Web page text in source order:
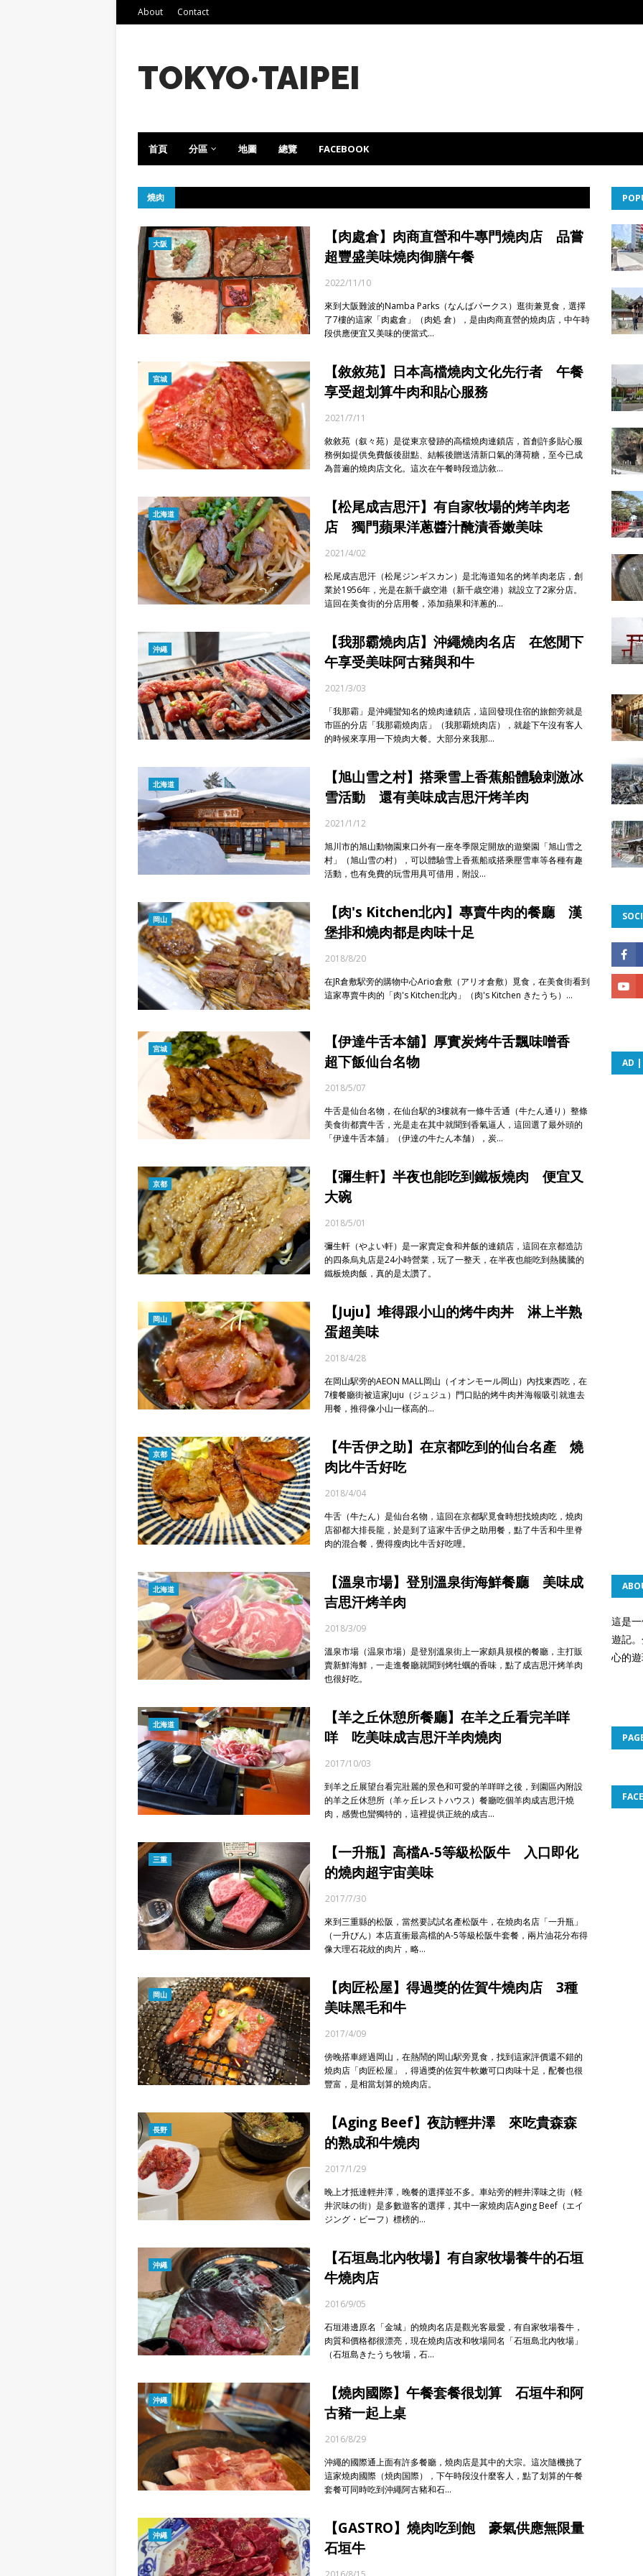
About Contact
TOKYO‧TAIPEI
首頁 分區 地圖 總覽 FACEBOOK
燒肉
大阪
【肉處倉】肉商直營和牛專門燒肉店 品嘗
超豐盛美味燒肉御膳午餐
2022/11/10
來到大阪難波的Namba Parks（なんばパークス）逛街兼覓食，選擇
了7樓的這家「肉處倉」（肉処 倉），是由肉商直營的燒肉店，中午時
段供應便宜又美味的便當式…
宮城
【敘敘苑】日本高檔燒肉文化先行者 午餐
享受超划算牛肉和貼心服務
2021/7/11
敘敘苑（叙々苑）是從東京發跡的高檔燒肉連鎖店，首創許多貼心服
務例如提供免費飯後甜點、結帳後贈送清新口氣的薄荷糖，至今已成
為普遍的燒肉店文化。這次在午餐時段造訪敘…
北海道
【松尾成吉思汗】有自家牧場的烤羊肉老
店 獨門蘋果洋蔥醬汁醃漬香嫩美味
2021/4/02
松尾成吉思汗（松尾ジンギスカン）是北海道知名的烤羊肉老店，創
業於1956年，光是在新千歲空港（新千歳空港）就設立了2家分店。
這回在美食街的分店用餐，添加蘋果和洋蔥的…
沖繩
【我那霸燒肉店】沖繩燒肉名店 在悠閒下
午享受美味阿古豬與和牛
2021/3/03
「我那霸」是沖繩蠻知名的燒肉連鎖店，這回發現住宿的旅館旁就是
市區的分店「我那霸燒肉店」（我那覇焼肉店），就趁下午沒有客人
的時候來享用一下燒肉大餐。大部分來我那…
北海道
【旭山雪之村】搭乘雪上香蕉船體驗刺激冰
雪活動 還有美味成吉思汗烤羊肉
2021/1/12
旭川市的旭山動物園東口外有一座冬季限定開放的遊樂園「旭山雪之
村」（旭山雪の村），可以體驗雪上香蕉船或搭乘壓雪車等各種有趣
活動，也有免費的玩雪用具可借用，附設…
岡山
【肉's Kitchen北內】專賣牛肉的餐廳 漢
堡排和燒肉都是肉味十足
2018/8/20
在JR倉敷駅旁的購物中心Ario倉敷（アリオ倉敷）覓食，在美食街看到
這家專賣牛肉的「肉's Kitchen北內」（肉's Kitchen きたうち）…
宮城
【伊達牛舌本舖】厚實炭烤牛舌飄味噌香
超下飯仙台名物
2018/5/07
牛舌是仙台名物，在仙台駅的3樓就有一條牛舌通（牛たん通り）整條
美食街都賣牛舌，光是走在其中就聞到香氣逼人，這回選了最外頭的
「伊達牛舌本舖」（伊達の牛たん本舗），炭…
京都
【彌生軒】半夜也能吃到鐵板燒肉 便宜又
大碗
2018/5/01
彌生軒（やよい軒）是一家賣定食和丼飯的連鎖店，這回在京都造訪
的四条烏丸店是24小時營業，玩了一整天，在半夜也能吃到熱騰騰的
鐵板燒肉飯，真的是太讚了。
岡山
【Juju】堆得跟小山的烤牛肉丼 淋上半熟
蛋超美味
2018/4/28
在岡山駅旁的AEON MALL岡山（イオンモール岡山）內找東西吃，在
7樓餐廳街被這家Juju（ジュジュ）門口貼的烤牛肉丼海報吸引就進去
用餐，推得像小山一樣高的…
京都
【牛舌伊之助】在京都吃到的仙台名產 燒
肉比牛舌好吃
2018/4/04
牛舌（牛たん）是仙台名物，這回在京都駅覓食時想找燒肉吃，燒肉
店卻都大排長龍，於是到了這家牛舌伊之助用餐，點了牛舌和牛里脊
肉的混合餐，覺得瘦肉比牛舌好吃哩。
北海道
【溫泉市場】登別溫泉街海鮮餐廳 美味成
吉思汗烤羊肉
2018/3/09
溫泉市場（温泉市場）是登別溫泉街上一家頗具規模的餐廳，主打販
賣新鮮海鮮，一走進餐廳就聞到烤牡蠣的香味，點了成吉思汗烤羊肉
也很好吃。
北海道
【羊之丘休憩所餐廳】在羊之丘看完羊咩
咩 吃美味成吉思汗羊肉燒肉
2017/10/03
到羊之丘展望台看完壯麗的景色和可愛的羊咩咩之後，到園區內附設
的羊之丘休憩所（羊ヶ丘レストハウス）餐廳吃個羊肉成吉思汗燒
肉，感覺也蠻獨特的，這裡提供正統的成吉…
三重
【一升瓶】高檔A-5等級松阪牛 入口即化
的燒肉超宇宙美味
2017/7/30
來到三重縣的松阪，當然要試試名產松阪牛，在燒肉名店「一升瓶」
（一升びん）本店直衝最高檔的A-5等級松阪牛套餐，兩片油花分布得
像大理石花紋的肉片，略…
岡山
【肉匠松屋】得過獎的佐賀牛燒肉店 3種
美味黑毛和牛
2017/4/09
傍晚搭車經過岡山，在熱鬧的岡山駅旁覓食，找到這家評價還不錯的
燒肉店「肉匠松屋」，得過獎的佐賀牛軟嫩可口肉味十足，配餐也很
豐富，是相當划算的燒肉店。
長野
【Aging Beef】夜訪輕井澤 來吃貴森森
的熟成和牛燒肉
2017/1/29
晚上才抵達輕井澤，晚餐的選擇並不多。車站旁的輕井澤味之街（軽
井沢味の街）是多數遊客的選擇，其中一家燒肉店Aging Beef（エイ
ジング・ビーフ）標榜的…
沖繩
【石垣島北內牧場】有自家牧場養牛的石垣
牛燒肉店
2016/9/05
石垣港邊原名「金城」的燒肉名店是觀光客最愛，有自家牧場養牛，
肉質和價格都很漂亮，現在燒肉店改和牧場同名「石垣島北內牧場」
（石垣島きたうち牧場，石…
沖繩
【燒肉國際】午餐套餐很划算 石垣牛和阿
古豬一起上桌
2016/8/29
沖繩的國際通上面有許多餐廳，燒肉店是其中的大宗。這次隨機挑了
這家燒肉國際（焼肉国際），下午時段沒什麼客人，點了划算的午餐
套餐可同時吃到沖繩阿古豬和石…
沖繩
【GASTRO】燒肉吃到飽 豪氣供應無限量
石垣牛
AD |
這是
遊記
心的